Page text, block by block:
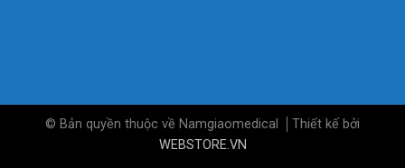
© Bản quyền thuộc về Namgiaomedical
Thiết kế bởi
WEBSTORE.VN